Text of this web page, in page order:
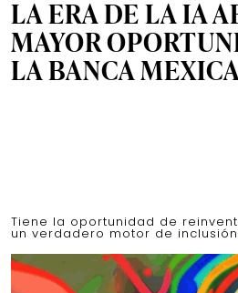
LA ERA DE LA IA
MAYOR
LA BANCA
Tiene la oportunidad de
un verdadero motor de